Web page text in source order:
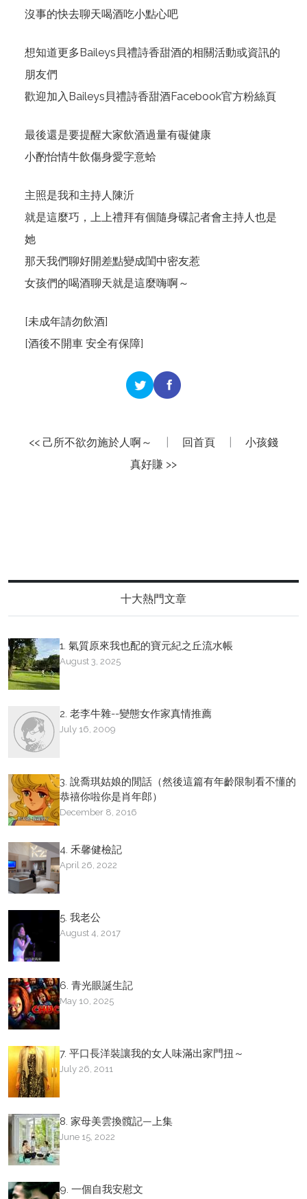
沒事的快去聊天喝酒吃小點心吧
想知道更多Baileys貝禮詩香甜酒的相關活動或資訊的
朋友們
歡迎加入Baileys貝禮詩香甜酒Facebook官方粉絲頁
最後還是要提醒大家飲酒過量有礙健康
小酌怡情牛飲傷身愛字意蛤
主照是我和主持人陳沂
就是這麼巧，上上禮拜有個隨身碟記者會主持人也是
她
那天我們聊好開差點變成閨中密友惹
女孩們的喝酒聊天就是這麼嗨啊～
[未成年請勿飲酒]
[酒後不開車 安全有保障]
<< 己所不欲勿施於人啊～ 回首頁
小孩錢
真好賺 >>
十大熱門文章
1. 氣質原來我也配的寶元紀之丘流水帳
August 3, 2025
2. 老李牛雜--變態女作家真情推薦
July 16, 2009
3. 說喬琪姑娘的閒話（然後這篇有年齡限制看不懂的
恭禧你啦你是肖年郎）
December 8, 2016
4. 禾馨健檢記
April 26, 2022
5. 我老公
August 4, 2017
6. 青光眼誕生記
May 10, 2025
7. 平口長洋裝讓我的女人味滿出家門扭～
July 26, 2011
8. 家母美雲換髖記—上集
June 15, 2022
9. 一個自我安慰文